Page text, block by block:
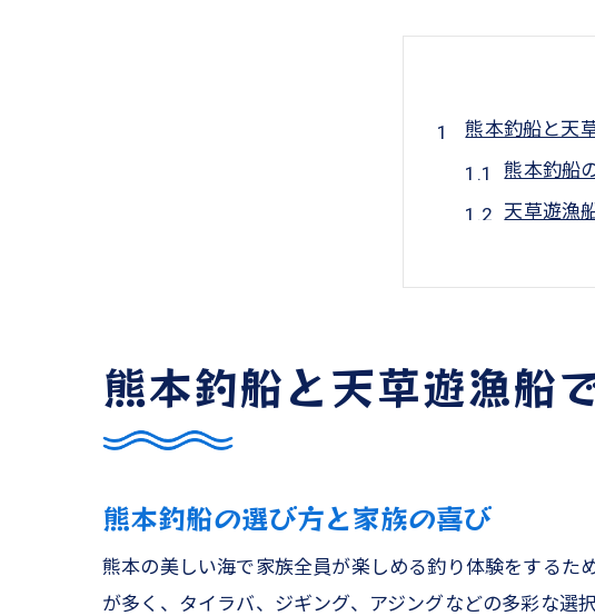
熊本釣船と天
熊本釣船
天草遊漁
ファミリ
熊本の海
釣り船で
家族みん
熊本釣船と天草遊漁船
熊本釣船の選び方と家族の喜び
熊本の美しい海で家族全員が楽しめる釣り体験をするた
が多く、タイラバ、ジギング、アジングなどの多彩な選